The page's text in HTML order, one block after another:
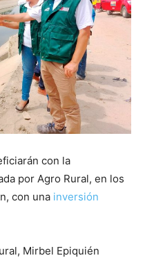
con la
por Agro Rural, en los
con una inversión
Mirbel Epiquién